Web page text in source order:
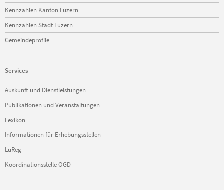
Kennzahlen Kanton Luzern
Kennzahlen Stadt Luzern
Gemeindeprofile
Services
Navigation
überspringen
Auskunft und Dienstleistungen
Publikationen und Veranstaltungen
Lexikon
Informationen für Erhebungsstellen
LuReg
Koordinationsstelle OGD